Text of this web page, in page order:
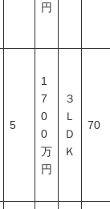
円
5
1
7
0
0
万
円
３
Ｌ
Ｄ
Ｋ
70